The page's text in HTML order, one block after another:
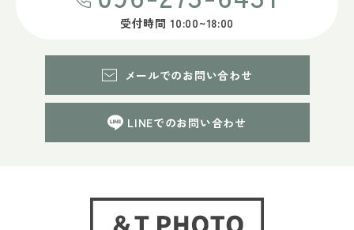
ライトアルバム
14,890円
お求めやすい価格帯のエントリータイプのアルバ
写真の特徴を活かしたシンプルイズベストなアルバ
受付時間 10:00~18:00
メールでのお問い合わせ
LINEでのお問い合わせ